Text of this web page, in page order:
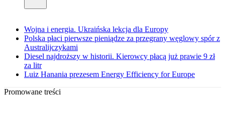
Wojna i energia. Ukraińska lekcja dla Europy
Polska płaci pierwsze pieniądze za przegrany węglowy spór z
Australijczykami
Diesel najdroższy w historii. Kierowcy płacą już prawie 9 zł
za litr
Luiz Hanania prezesem Energy Efficiency for Europe
Promowane treści